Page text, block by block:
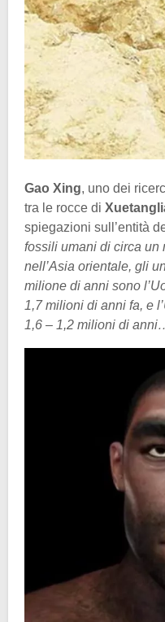
Gao Xing, uno dei
tra le rocce di
spiegazioni sull’entità
fossili umani di circa un
nell’Asia orientale, gli
milione di anni sono
1,7 milioni di anni fa, e
1,6 – 1,2 milioni di